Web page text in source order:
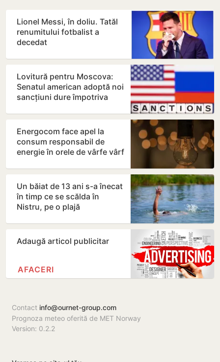
Lionel Messi, în doliu. Tatăl
renumitului fotbalist a
decedat
Lovitură pentru Moscova:
Senatul american adoptă noi
sancțiuni dure împotriva
Energocom face apel la
consum responsabil de
energie în orele de vârfe vârf
Un băiat de 13 ani s-a înecat
în timp ce se scălda în
Nistru, pe o plajă
Adaugă articol publicitar
AFACERI
Contact info@ournet-group.com
Prognoza meteo oferită de MET Norway
Version: 0.2.2